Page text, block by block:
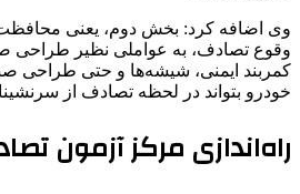
وی اضافه کرد: بخش دوم، یعنی محافظت
وقوع تصادف، به عواملی نظیر طراحی
کمربند ایمنی، شیشه‌ها و حتی طراحی
خودرو بتواند در لحظه تصادف از
راه‌اندازی مرکز آزمون